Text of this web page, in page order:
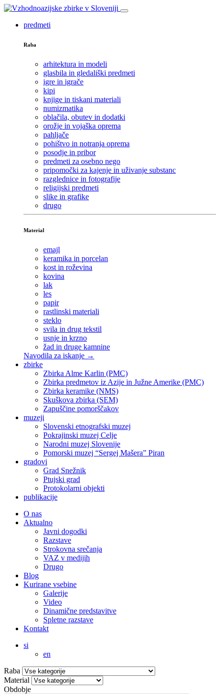
predmeti
Raba
arhitektura in modeli
glasbila in gledališki predmeti
igre in igrače
kipi
knjige in tiskani materiali
numizmatika
oblačila, obutev in dodatki
orožje in vojaška oprema
pahljače
pohištvo in notranja oprema
posodje in pribor
predmeti za osebno nego
pripomočki za kajenje in uživanje substanc
razglednice in fotografije
religijski predmeti
slike in grafike
drugo
Material
emajl
keramika in porcelan
kost in roževina
kovina
lak
les
papir
rastlinski materiali
steklo
svila in drug tekstil
usnje in krzno
žad in druge kamnine
Navodila za iskanje →
zbirke
Zbirka Alme Karlin (PMC)
Zbirka predmetov iz Azije in Južne Amerike (PMC)
Zbirka keramike (NMS)
Skuškova zbirka (SEM)
Zapuščine pomorščakov
muzeji
Slovenski etnografski muzej
Pokrajinski muzej Celje
Narodni muzej Slovenije
Pomorski muzej “Sergej Mašera” Piran
gradovi
Grad Snežnik
Ptujski grad
Protokolarni objekti
publikacije
O nas
Aktualno
Javni dogodki
Razstave
Strokovna srečanja
VAZ v medijih
Drugo
Blog
Kurirane vsebine
Galerije
Video
Dinamične predstavitve
Spletne razstave
Kontakt
si
en
Raba
Material
Obdobje